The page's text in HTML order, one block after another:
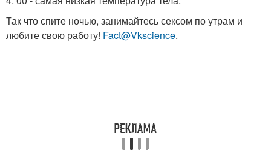
Так что спите ночью, занимайтесь сексом по утрам и
любите свою работу! Fact@Vkscience.